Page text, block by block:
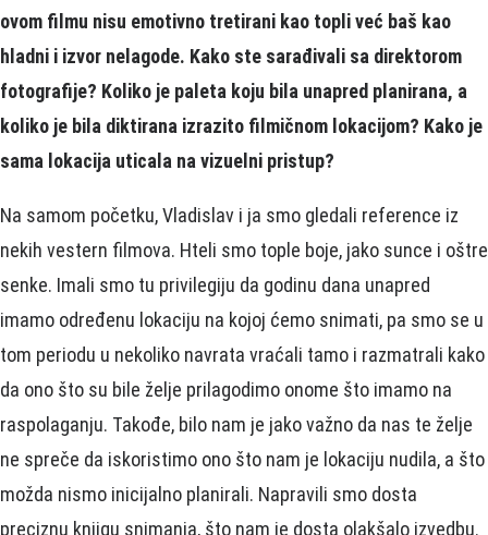
ovom filmu nisu emotivno tretirani kao topli već baš kao
hladni i izvor nelagode. Kako ste sarađivali sa direktorom
fotografije? Koliko je paleta koju bila unapred planirana, a
koliko je bila diktirana izrazito filmičnom lokacijom? Kako je
sama lokacija uticala na vizuelni pristup?
Na samom početku, Vladislav i ja smo gledali reference iz
nekih vestern filmova. Hteli smo tople boje, jako sunce i oštre
senke. Imali smo tu privilegiju da godinu dana unapred
imamo određenu lokaciju na kojoj ćemo snimati, pa smo se u
tom periodu u nekoliko navrata vraćali tamo i razmatrali kako
da ono što su bile želje prilagodimo onome što imamo na
raspolaganju. Takođe, bilo nam je jako važno da nas te želje
ne spreče da iskoristimo ono što nam je lokaciju nudila, a što
možda nismo inicijalno planirali. Napravili smo dosta
preciznu knjigu snimanja, što nam je dosta olakšalo izvedbu.